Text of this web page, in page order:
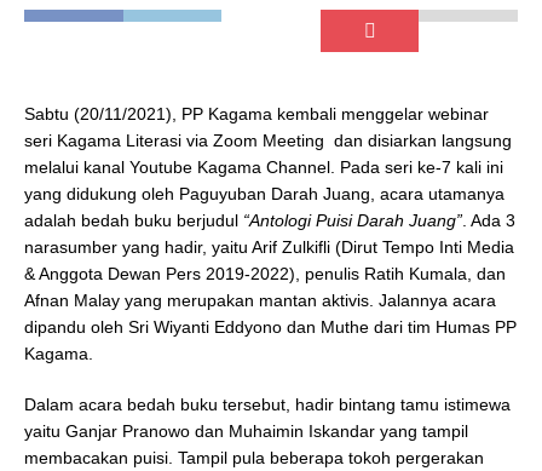
Sabtu (20/11/2021), PP Kagama kembali menggelar webinar
seri Kagama Literasi via Zoom Meeting dan disiarkan langsung
melalui kanal Youtube Kagama Channel. Pada seri ke-7 kali ini
yang didukung oleh Paguyuban Darah Juang, acara utamanya
adalah bedah buku berjudul “Antologi Puisi Darah Juang” . Ada 3
narasumber yang hadir, yaitu Arif Zulkifli (Dirut Tempo Inti Media
& Anggota Dewan Pers 2019-2022), penulis Ratih Kumala, dan
Afnan Malay yang merupakan mantan aktivis. Jalannya acara
dipandu oleh Sri Wiyanti Eddyono dan Muthe dari tim Humas PP
Kagama.
Dalam acara bedah buku tersebut, hadir bintang tamu istimewa
yaitu Ganjar Pranowo dan Muhaimin Iskandar yang tampil
membacakan puisi. Tampil pula beberapa tokoh pergerakan